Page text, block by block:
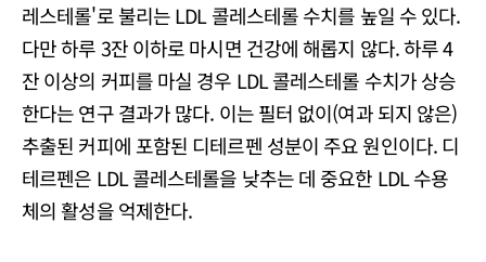
레스테롤'로 불리는 LDL 콜레스테롤 수치를 높일 수 있다.
다만 하루 3잔 이하로 마시면 건강에 해롭지 않다. 하루 4
잔 이상의 커피를 마실 경우 LDL 콜레스테롤 수치가 상승
한다는 연구 결과가 많다. 이는 필터 없이(여과 되지 않은)
추출된 커피에 포함된 디테르펜 성분이 주요 원인이다. 디
테르펜은 LDL 콜레스테롤을 낮추는 데 중요한 LDL 수용
체의 활성을 억제한다.